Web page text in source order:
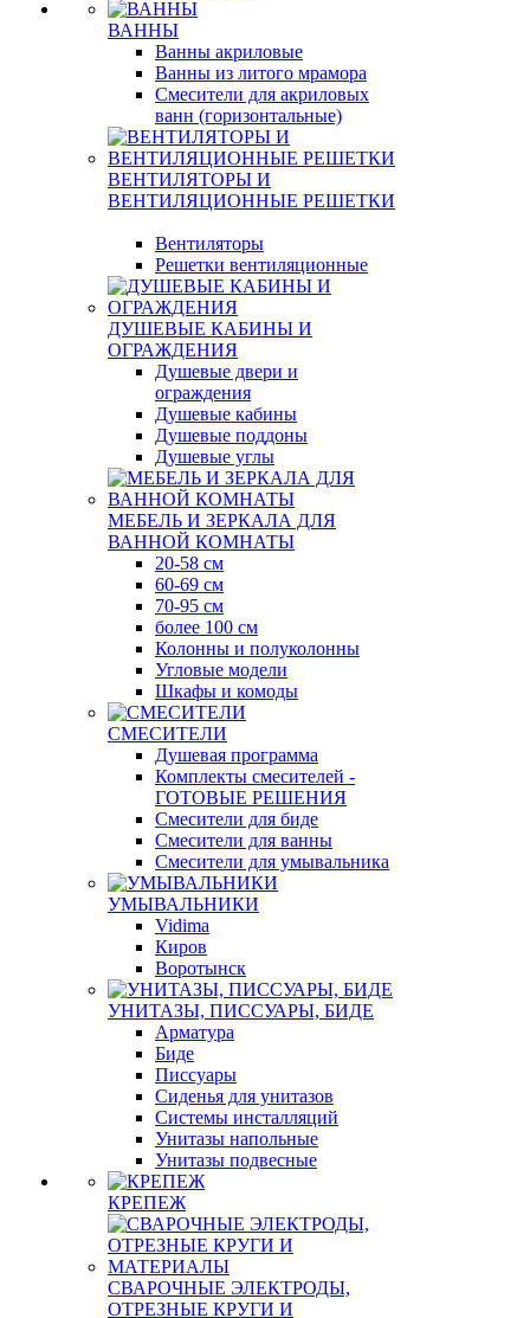
ВАННЫ
Ванны акриловые
Ванны из литого мрамора
Смесители для акриловых
ванн (горизонтальные)
ВЕНТИЛЯТОРЫ И
ВЕНТИЛЯЦИОННЫЕ РЕШЕТКИ
Вентиляторы
Решетки вентиляционные
ДУШЕВЫЕ КАБИНЫ И
ОГРАЖДЕНИЯ
Душевые двери и
ограждения
Душевые кабины
Душевые поддоны
Душевые углы
МЕБЕЛЬ И ЗЕРКАЛА ДЛЯ
ВАННОЙ КОМНАТЫ
20-58 см
60-69 см
70-95 см
более 100 см
Колонны и полуколонны
Угловые модели
Шкафы и комоды
СМЕСИТЕЛИ
Душевая программа
Комплекты смесителей -
ГОТОВЫЕ РЕШЕНИЯ
Смесители для биде
Смесители для ванны
Смесители для умывальника
УМЫВАЛЬНИКИ
Vidima
Киров
Воротынск
УНИТАЗЫ, ПИССУАРЫ, БИДЕ
Арматура
Биде
Писсуары
Сиденья для унитазов
Системы инсталляций
Унитазы напольные
Унитазы подвесные
КРЕПЕЖ
СВАРОЧНЫЕ ЭЛЕКТРОДЫ,
ОТРЕЗНЫЕ КРУГИ И